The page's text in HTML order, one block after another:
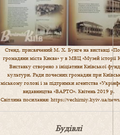
Стенд, присвячений М. Х. Бунге на виставці
громадяни міста Києва» у в МВЦ «Музей історії
Виставку створено з ініціативи Київської
культури, Ради почесних громадян при
міському голові і за підтримки агентства
видавництва «ВАРТО». Квітень 2019 р.
Світлина посилання: https://vechirniy.kyiv.ua/
Будівлі